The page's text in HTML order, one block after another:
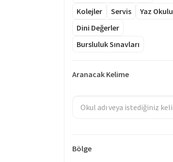
Kolejler
Servis
Yaz Okulu
Dini Değerler
Bursluluk Sınavları
Aranacak Kelime
Bölge